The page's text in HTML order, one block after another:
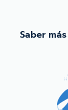
Saber más